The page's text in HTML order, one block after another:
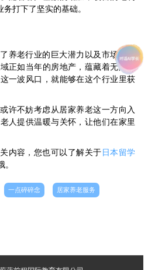
打下了坚实的基础。
养老行业的巨大潜力以及市场竞争
正如当年的房地产，蕴藏着无限机
一波风口，就能够在这个行业里获
许不妨考虑从居家养老这一方向入
人提供温暖与关怀，让他们在家里
内容，您也可以了解关于 日本留学
一点碎碎念 居家养老服务